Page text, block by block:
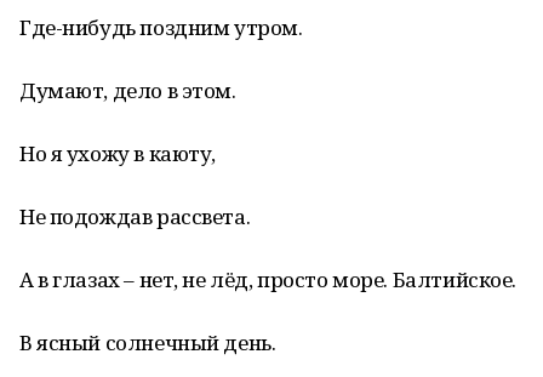
Где-нибудь поздним утром.
Думают, дело в этом.
Но я ухожу в каюту,
Не подождав рассвета.
А в глазах – нет, не лёд, просто море. Балтийское.
В ясный солнечный день.